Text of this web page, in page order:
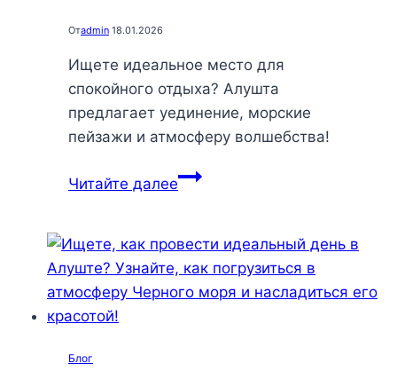
Отadmin 18.01.2026
Ищете идеальное место для
спокойного отдыха? Алушта
предлагает уединение, морские
пейзажи и атмосферу волшебства!
Читайте далееАлушта:
убежище
для
спокойного
Блог